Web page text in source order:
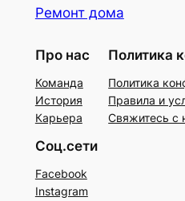
Ремонт дома
Про нас
Команда
История
Карьера
Политика
Политика
Правила и
Свяжитесь с
Соц.сети
Facebook
Instagram